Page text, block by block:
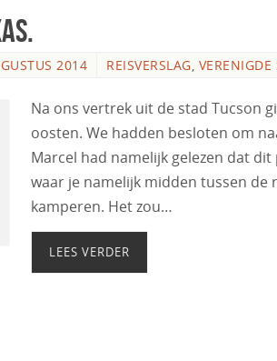
2014 REISVERSLAG, VERENIGDE
Na ons vertrek uit de stad Tucson
oosten. We hadden besloten om
Marcel had namelijk gelezen dat
waar je namelijk midden tussen
kamperen. Het zou…
LEES VERDER